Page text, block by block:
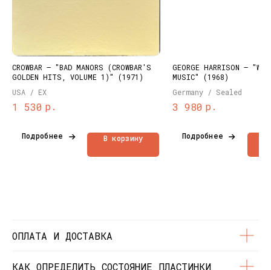
CROWBAR – "BAD MANORS (CROWBAR'S
GOLDEN HITS, VOLUME 1)" (1971)
USA / EX
1 530 р.
Подробнее В корзину
GEORGE HARRISON –
MUSIC" (1968)
Germany / Sealed
3 980 р.
Подробнее
ОПЛАТА И ДОСТАВКА
КАК ОПРЕДЕЛИТЬ СОСТОЯНИЕ ПЛАСТИНКИ
НАВИГАЦИЯ
Доставка и оплата
Контакты
Состояние пластинок
Разработка сайта